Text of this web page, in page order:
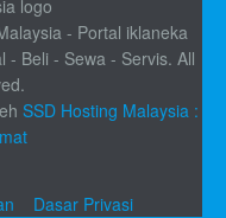
- Portal iklaneka
- Beli - Sewa - Servis. All
SSD Hosting Malaysia :
Dasar Privasi